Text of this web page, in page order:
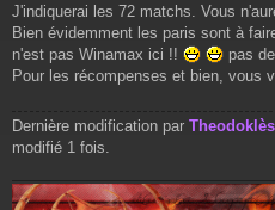
J'indiquerai les 72 matchs. Vous
Bien évidemment les paris sont à
n'est pas Winamax ici !!
pas
Pour les récompenses et bien, vous
Dernière modification par Theodoklès
modifié 1 fois.